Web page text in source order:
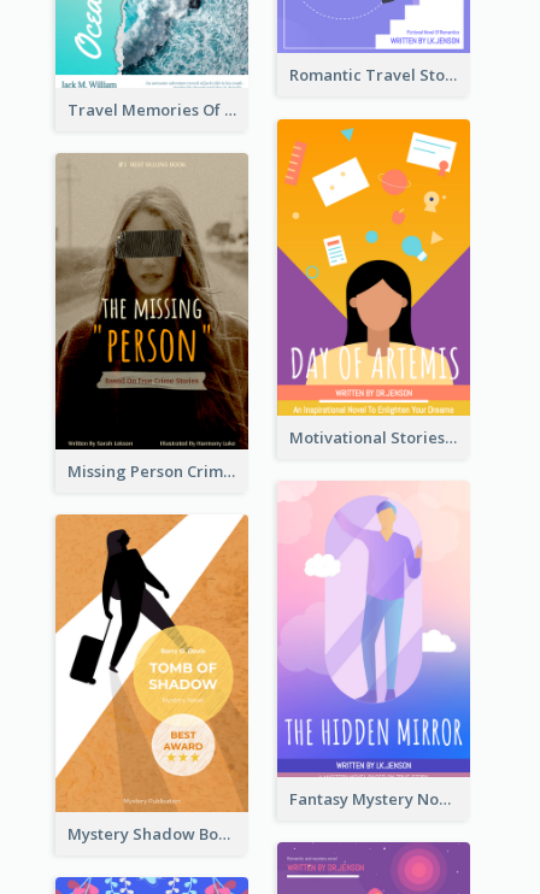
Romantic Travel Story Book Cover
Travel Memories Of Arcadia Book Cover
Motivational Stories Of Artemis Book Cover
Missing Person Crime Novel Book Cover
Fantasy Mystery Novel Book Cover
Mystery Shadow Book Cover